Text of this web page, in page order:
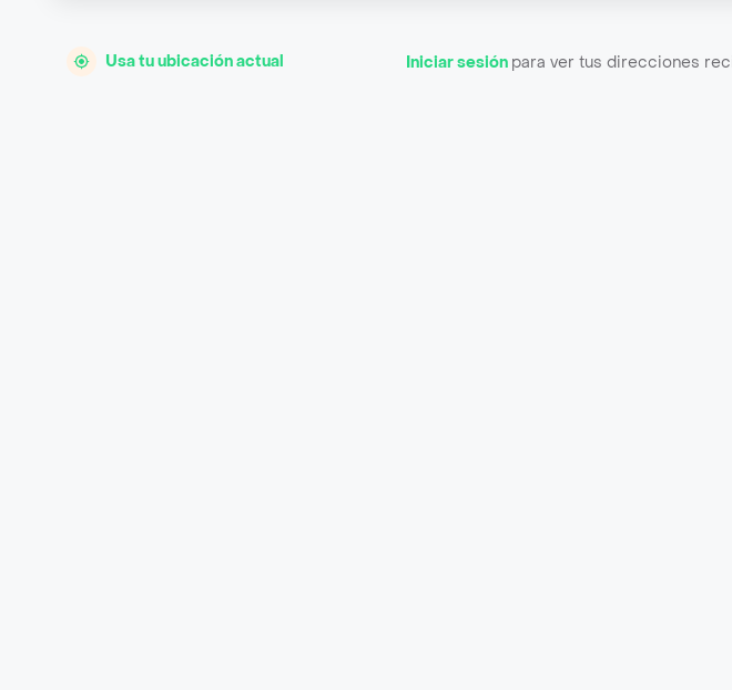
Usa tu ubicación actual Iniciar sesión para ver tus direcciones